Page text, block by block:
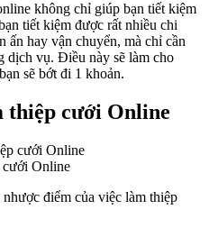
không chỉ giúp bạn tiết kiệm
tiết kiệm được rất nhiều chi
ấn hay vận chuyển, mà chỉ cần
dịch vụ. Điều này sẽ làm cho
sẽ bớt đi 1 khoản.
thiệp cưới Online
cưới Online
điểm của việc làm thiệp